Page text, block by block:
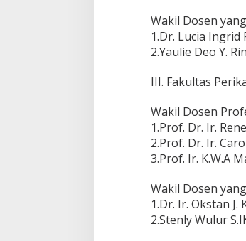
Wakil Dosen
1.Dr. Lucia
2.Yaulie Deo Y.
III. Fakultas
Wakil Dosen
1.Prof. Dr. Ir.
2.Prof. Dr. Ir.
3.Prof. Ir. K.W.A
Wakil Dosen
1.Dr. Ir. Okstan J.
2.Stenly Wulur